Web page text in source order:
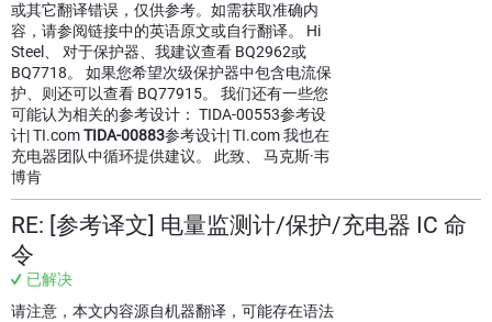
或其它翻译错误，仅供参考。如需获取准确内
容，请参阅链接中的英语原文或自行翻译。 Hi
Steel、 对于保护器、我建议查看 BQ2962或
BQ7718。 如果您希望次级保护器中包含电流保
护、则还可以查看 BQ77915。 我们还有一些您
可能认为相关的参考设计： TIDA-00553参考设
计| TI.comTIDA-00883参考设计| TI.com 我也在
充电器团队中循环提供建议。 此致、 马克斯·韦
博肯
RE: [参考译文] 电量监测计/保护/充电器 IC 命
令
已解决
请注意，本文内容源自机器翻译，可能存在语法